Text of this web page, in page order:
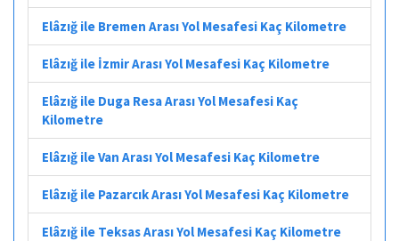
Elâzığ ile Bremen Arası Yol Mesafesi Kaç Kilometre
Elâzığ ile İzmir Arası Yol Mesafesi Kaç Kilometre
Elâzığ ile Duga Resa Arası Yol Mesafesi Kaç
Kilometre
Elâzığ ile Van Arası Yol Mesafesi Kaç Kilometre
Elâzığ ile Pazarcık Arası Yol Mesafesi Kaç Kilometre
Elâzığ ile Teksas Arası Yol Mesafesi Kaç Kilometre